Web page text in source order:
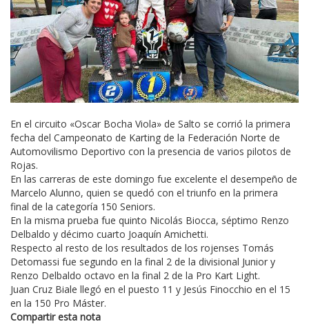
En el circuito «Oscar Bocha Viola» de Salto se corrió la primera
fecha del Campeonato de Karting de la Federación Norte de
Automovilismo Deportivo con la presencia de varios pilotos de
Rojas.
En las carreras de este domingo fue excelente el desempeño de
Marcelo Alunno, quien se quedó con el triunfo en la primera
final de la categoría 150 Seniors.
En la misma prueba fue quinto Nicolás Biocca, séptimo Renzo
Delbaldo y décimo cuarto Joaquín Amichetti.
Respecto al resto de los resultados de los rojenses Tomás
Detomassi fue segundo en la final 2 de la divisional Junior y
Renzo Delbaldo octavo en la final 2 de la Pro Kart Light.
Juan Cruz Biale llegó en el puesto 11 y Jesús Finocchio en el 15
en la 150 Pro Máster.
Compartir esta nota